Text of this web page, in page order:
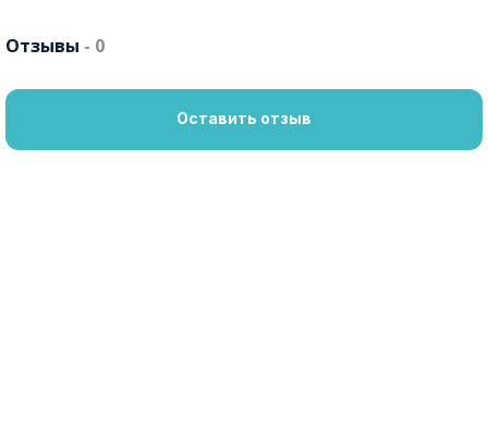
Отзывы - 0
Оставить отзыв